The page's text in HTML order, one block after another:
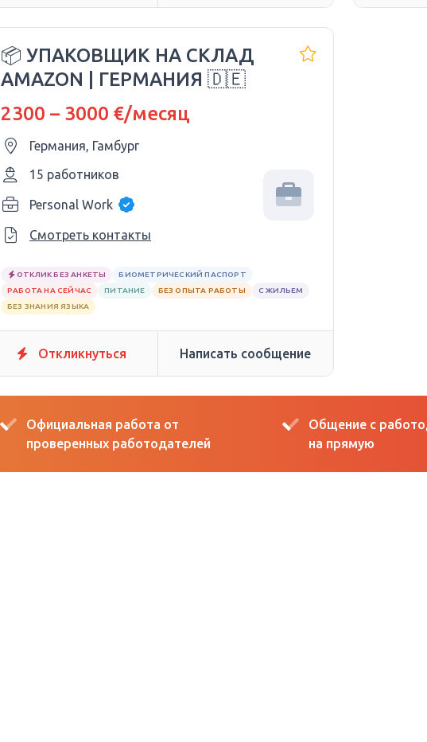
📦 УПАКОВЩИК НА СКЛАД
AMAZON | ГЕРМАНИЯ 🇩🇪
2300 – 3000 €/месяц
Германия, Гамбург
15 работников
Personal Work
Смотреть контакты
ОТКЛИК БЕЗ АНКЕТЫ
БИОМЕТРИЧЕСКИЙ ПАСПОРТ
РАБОТА НА СЕЙЧАС
ПИТАНИЕ БЕЗ ОПЫТА РАБОТЫ
С ЖИЛЬЕМ
БЕЗ ЗНАНИЯ ЯЗЫКА
Откликнуться Написать сообщение
Официальная работа от
проверенных работодателей
Общение с
на прямую